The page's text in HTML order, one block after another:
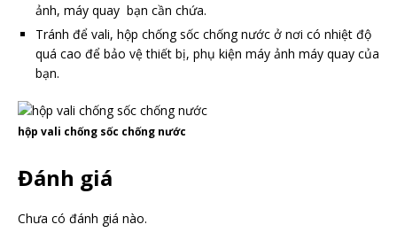
ảnh, máy quay bạn cần chứa.
Tránh để vali, hộp chống sốc chống nước ở nơi có nhiệt độ
quá cao để bảo vệ thiết bị, phụ kiện máy ảnh máy quay của
bạn.
hộp vali chống sốc chống nước
Đánh giá
Chưa có đánh giá nào.